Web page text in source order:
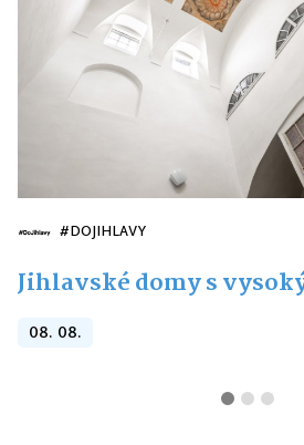
#DOJIHLAVY
Jihlavské domy s
08. 08.